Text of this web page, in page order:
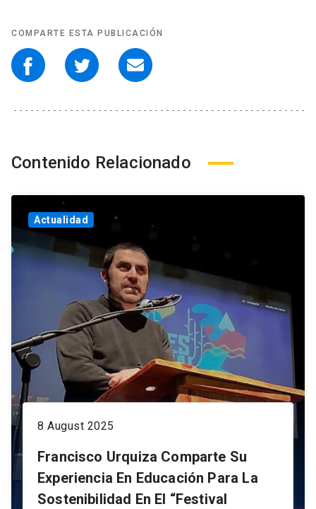
COMPARTE ESTA PUBLICACIÓN
Contenido Relacionado
Actualidad
8 August 2025
Francisco Urquiza Comparte Su
Experiencia En Educación Para La
Sostenibilidad En El “Festival